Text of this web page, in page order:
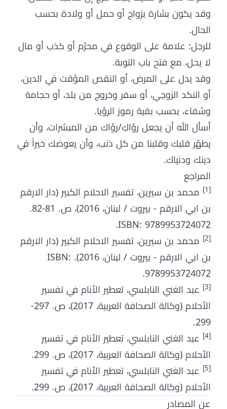
وقد يكون بشارة بزواج أو حمل أو ولادة بحسب
الحال.
للرجل: علامة على الوقوع في محرّم أو كذب أو مال
لا يحل، مع فتح باب التوبة.
وقد يدل على المرض، أو النقص المؤقت في الدين،
أو النكد الزوجي، أو سفر وخروج من بلد، أو حجامة
وشفاء، بحسب بقية رموز الرؤيا.
أسأل الله أن يجعل رؤاكِ/رؤاك من المبشرات، وأن
يطهّر قلبك وقلبنا من كل ذنب، وأن يعوضك خيراً في
دينك ودنياك.
المراجع
[1]
محمد بن سيرين، تفسير الاحلام الكبير (دار الارقم
بن ابي الارقم - بيروت / لبنان، 2016)، ص. 81-82.
ISBN: 9789953724072.
[2]
محمد بن سيرين، تفسير الاحلام الكبير (دار الارقم
بن ابي الارقم - بيروت / لبنان، 2016). ISBN:
9789953724072.
[3]
عبد الغني النابلسي، تعطير الأنام في تفسير
الأحلام (وكالة الصحافة العربية، 2017)، ص. 297-
299.
[4]
عبد الغني النابلسي، تعطير الأنام في تفسير
الأحلام (وكالة الصحافة العربية، 2017)، ص. 299.
[5]
عبد الغني النابلسي، تعطير الأنام في تفسير
الأحلام (وكالة الصحافة العربية، 2017)، ص. 299.
عن المصادر